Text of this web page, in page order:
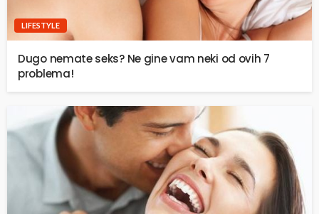
LIFESTYLE
Dugo nemate seks? Ne gine vam neki od ovih 7
problema!